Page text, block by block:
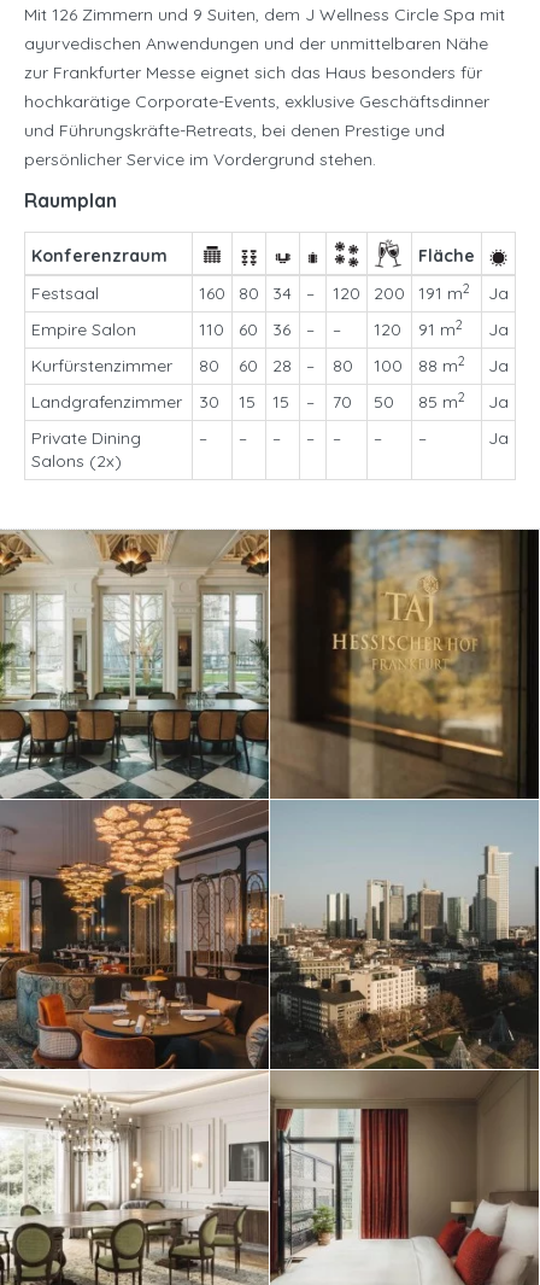
Mit 126 Zimmern und 9 Suiten, dem J Wellness Circle Spa mit
ayurvedischen Anwendungen und der unmittelbaren Nähe
zur Frankfurter Messe eignet sich das Haus besonders für
hochkarätige Corporate-Events, exklusive Geschäftsdinner
und Führungskräfte-Retreats, bei denen Prestige und
persönlicher Service im Vordergrund stehen.
Raumplan
Konferenzraum
Fläche
Festsaal
160 80 34 – 120 200 191 m2
Ja
Empire Salon
110 60 36 – – 120 91 m2
Ja
Kurfürstenzimmer
80 60 28 – 80 100 88 m2
Ja
Landgrafenzimmer
30 15 15 – 70 50 85 m2
Ja
Private Dining
Salons (2x)
– – – – – – – Ja